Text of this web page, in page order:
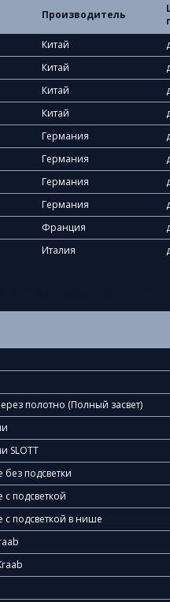
Производитель
Китай
Китай
Китай
Китай
Германия
Германия
Германия
Германия
Франция
Италия
полотно (Полный засвет)
SLOTT
без подсветки
с подсветкой
с подсветкой в нише